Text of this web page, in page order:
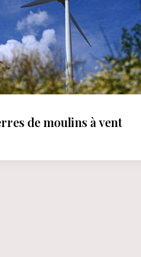
de moulins à vent